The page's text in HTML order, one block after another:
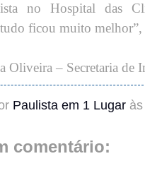
no Hospital das
ficou muito melhor”,
Oliveira – Secretaria de
Paulista em 1 Lugar às
comentário: